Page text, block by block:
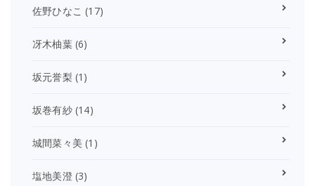
佐野ひなこ (17)
冴木柚葉(6)
坂元誉梨 (1)
坂巻有紗(14)
城間菜々美 (1)
塩地美澄(3)